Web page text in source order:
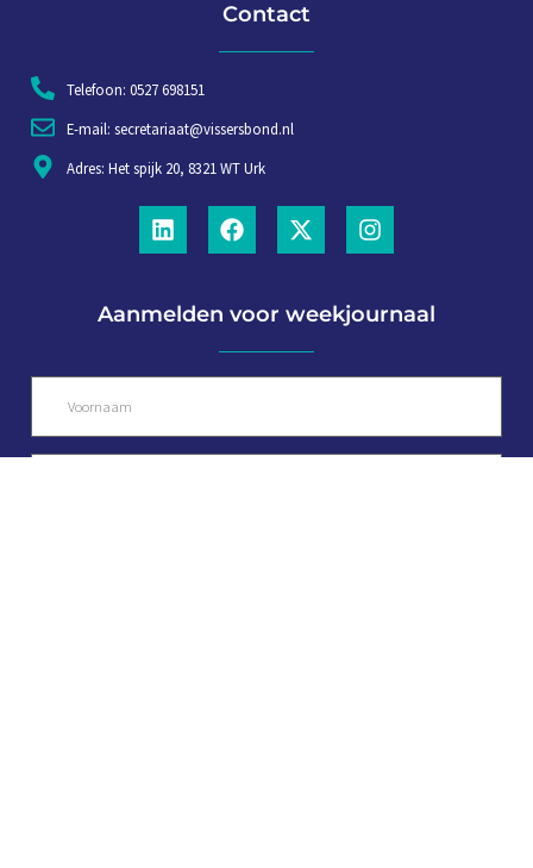
Contact
Telefoon: 0527 698151
E-mail: secretariaat@vissersbond.nl
Adres: Het spijk 20, 8321 WT Urk
Aanmelden voor weekjournaal